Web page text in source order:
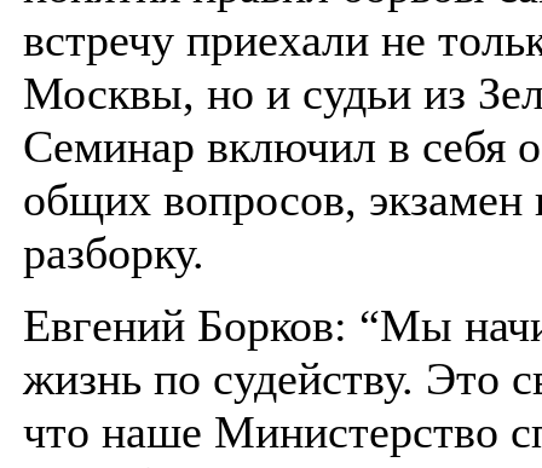
встречу приехали не
Москвы, но и судьи из
Семинар включил в себя
общих вопросов, экзамен
разборку.
Евгений Борков: “Мы
жизнь по судейству. Это
что наше Министерство